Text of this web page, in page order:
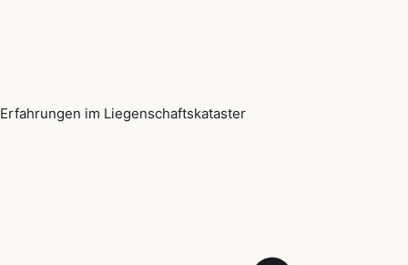
Erfahrungen im Liegenschaftskataster